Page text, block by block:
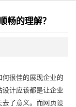
畅的理解？
很佳的展现企业的
计应该都是让企业
了意义。而网页设